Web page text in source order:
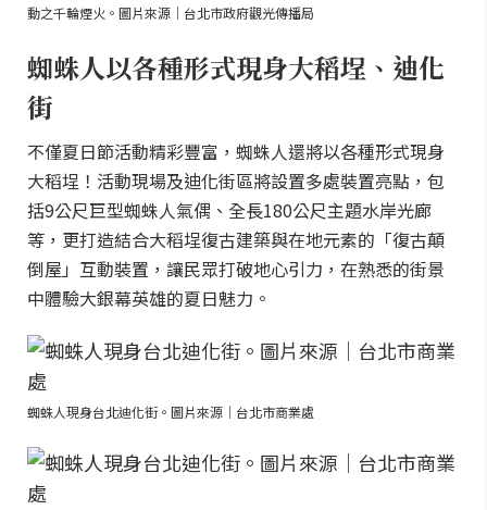
動之千輪煙火。圖片來源｜台北市政府觀光傳播局
蜘蛛人以各種形式現身大稻埕、迪化
街
不僅夏日節活動精彩豐富，蜘蛛人還將以各種形式現身
大稻埕！活動現場及迪化街區將設置多處裝置亮點，包
括9公尺巨型蜘蛛人氣偶、全長180公尺主題水岸光廊
等，更打造結合大稻埕復古建築與在地元素的「復古顛
倒屋」互動裝置，讓民眾打破地心引力，在熟悉的街景
中體驗大銀幕英雄的夏日魅力。
蜘蛛人現身台北迪化街。圖片來源｜台北市商業處